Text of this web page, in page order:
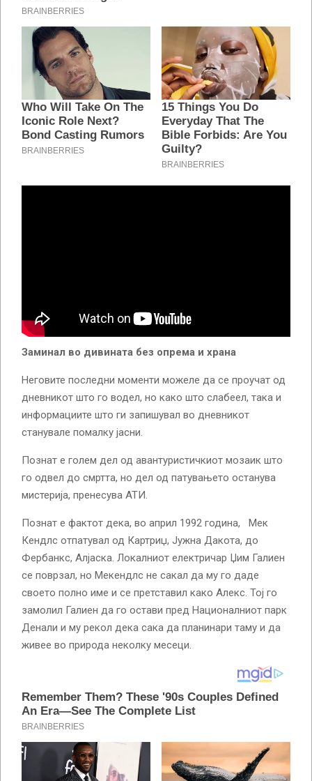
Заминал во дивината без опрема и храна
Неговите последни моменти можеле да се проучат од
дневникот што го водел, но како што слабеел, така и
информациите што ги запишувал во дневникот
станувале помалку јасни.
Познат е голем дел од авантуристичкиот мозаик што
го одвел до смртта, но дел од патувањето останува
мистерија, пренесува АТИ.
Познат е фактот дека, во април 1992 година, Мек
Кендлс отпатувал од Картриџ, Јужна Дакота, до
Фербанкс, Алјаска. Локалниот електричар Џим Галиен
се поврзал, но Мекендлс не сакал да му го даде
своето полно име и се претставил како Алекс. Тој го
замолил Галиен да го остави пред Националниот парк
Денали и му рекол дека сака да планинари таму и да
живее во природа неколку месеци.